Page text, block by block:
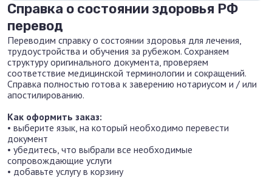
Справка о состоянии здоровья РФ
перевод
Переводим справку о состоянии здоровья для лечения,
трудоустройства и обучения за рубежом. Сохраняем
структуру оригинального документа, проверяем
соответствие медицинской терминологии и сокращений.
Справка полностью готова к заверению нотариусом и / или
апостилированию.
Как оформить заказ:
• выберите язык, на который необходимо перевести
документ
• убедитесь, что выбрали все необходимые
сопровождающие услуги
• добавьте услугу в корзину